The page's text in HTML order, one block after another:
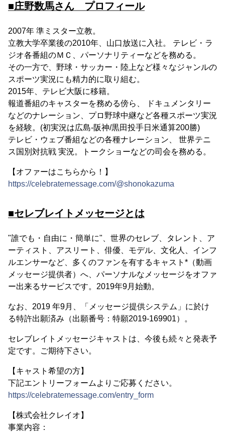
■庄野数馬さん プロフィール
2007年 準ミスター立教。
立教大学卒業後の2010年、山口放送に入社。 テレビ・ラ
ジオ各番組のＭＣ、パーソナリティーなどを務める。
その一方で、野球・サッカー・陸上など様々なジャンルの
スポーツ実況にも精力的に取り組む。
2015年、テレビ大阪に移籍。
報道番組のキャスターを務める傍ら、 ドキュメンタリー
などのナレーション、プロ野球中継など各種スポーツ実況
を経験。(初実況は広島-阪神/黒田投手日米通算200勝)
テレビ・ウェブ番組などの各種ナレーション、 世界テニ
ス国別対抗戦 実況。トークショーなどの司会を務める。
【オファーはこちらから！】
https://celebratemessage.com/@shonokazuma
■セレブレイトメッセージとは
"誰でも・自由に・簡単に"、世界のセレブ、タレント、ア
ーティスト、アスリート、俳優、モデル、文化人、インフ
ルエンサーなど、多くのファンを有するキャスト*（動画
メッセージ提供者）へ、パーソナルなメッセージをオファ
ー出来るサービスです。2019年9月始動。
なお、2019 年9月、「メッセージ提供システム」に於け
る特許出願済み（出願番号：特願2019-169901）。
セレブレイトメッセージキャストは、今後も続々と発表予
定です。ご期待下さい。
【キャスト希望の方】
下記エントリーフォームよりご応募ください。
https://celebratemessage.com/entry_form
【株式会社クレイオ】
事業内容：